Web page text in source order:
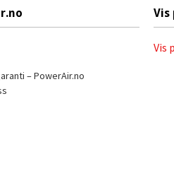
– PowerAir.no
Vis
Vis